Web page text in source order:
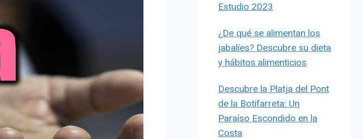
Estudio 2023
¿De qué se alimentan los
jabalíes? Descubre su dieta
y hábitos alimenticios
Descubre la Platja del Pont
de la Botifarreta: Un
Paraíso Escondido en la
Costa